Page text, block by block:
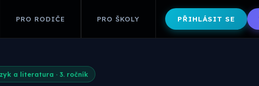
PRO RODIČE PRO ŠKOLY PŘIHLÁSIT SE
a literatura · 3. ročník